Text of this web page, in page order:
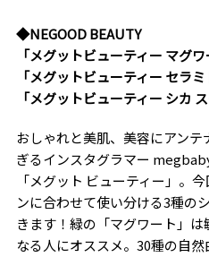
◆NEGOOD BEAUTY
「メグットビューティー マグ
「メグットビューティー セラ
「メグットビューティー シカ
おしゃれと美肌、美容にアン
ぎるインスタグラマー
「メグット ビューティー」。
ンに合わせて使い分ける3種の
きます！緑の「マグワート」
なる人にオススメ。30種の自